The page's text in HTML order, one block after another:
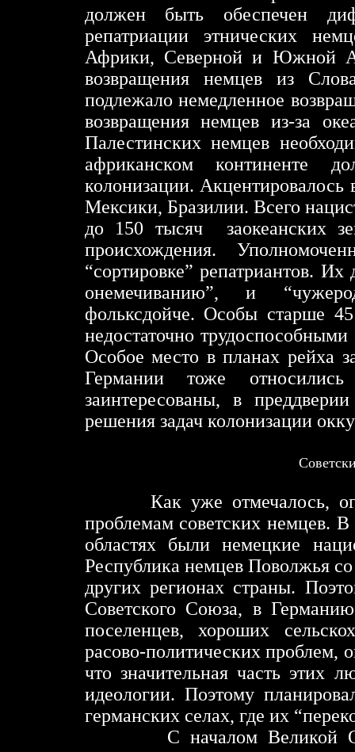
должен быть обеспечен
репатриации этнических
Африки, Северной и Южной
возвращения немцев из
подлежало немедленное
возвращения немцев из-за
Палестинских немцев
африканском континенте
колонизации.
Мексики, Бразилии. Всего
до 150 тысяч заокеанских
происхождения.
“сортировке” репатриантов.
онемечиванию”, и
фольксдойче. Особы старше
недостаточно
Особое место в планах рейха
Германии тоже
заинтересованы, в
решения задач колонизации
Как уже отмечалось,
проблемам советских немцев.
областях были немецкие
Республика немцев Поволжья
других регионах страны.
Советского Союза, в
поселенцев, хороших
расово-политических проблем,
что значительная часть этих
идеологии. Поэтому
германских селах, где их
С началом Великой